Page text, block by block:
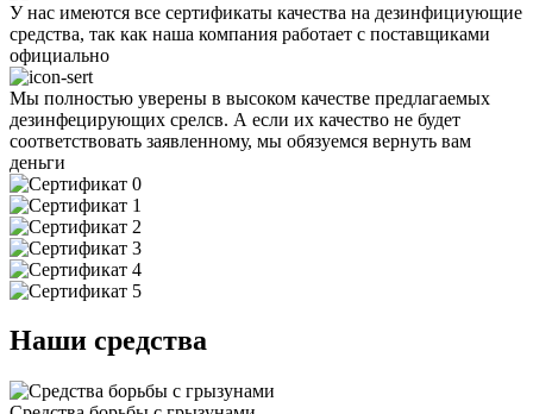
У нас имеются все сертификаты качества на дезинфициующие
средства, так как наша компания работает с поставщиками
официально
Мы полностью уверены в высоком качестве предлагаемых
дезинфецирующих срелсв. А если их качество не будет
соответствовать заявленному, мы обязуемся вернуть вам
деньги
Наши средства